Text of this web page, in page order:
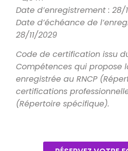
Date d’enregistrement : 28/
Date d’échéance de
28/11/2029
Code de certification issu
Compétences qui propose
enregistrée au RNCP
certifications
(Répertoire spécifique).